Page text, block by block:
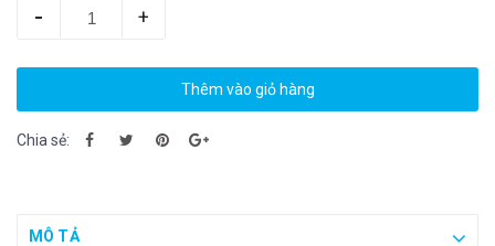
- +
Thêm vào giỏ hàng
Chia sẻ:
MÔ TẢ